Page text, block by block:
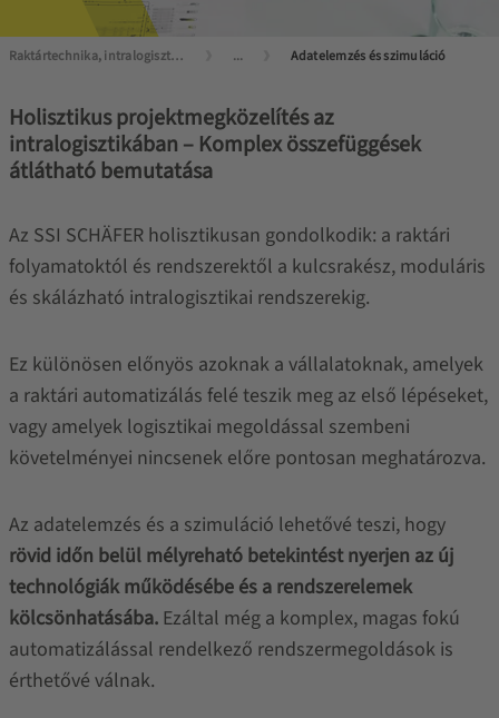
Raktártechnika, intralogisztika mesterfokon ... Adatelemzés és szimuláció
Holisztikus projektmegközelítés az
intralogisztikában – Komplex összefüggések
átlátható bemutatása
Az SSI SCHÄFER holisztikusan gondolkodik: a raktári
folyamatoktól és rendszerektől a kulcsrakész, moduláris
és skálázható intralogisztikai rendszerekig.
Ez különösen előnyös azoknak a vállalatoknak, amelyek
a raktári automatizálás felé teszik meg az első lépéseket,
vagy amelyek logisztikai megoldással szembeni
követelményei nincsenek előre pontosan meghatározva.
Az adatelemzés és a szimuláció lehetővé teszi, hogy
rövid időn belül mélyreható betekintést nyerjen az új
technológiák működésébe és a rendszerelemek
kölcsönhatásába. Ezáltal még a komplex, magas fokú
automatizálással rendelkező rendszermegoldások is
érthetővé válnak.